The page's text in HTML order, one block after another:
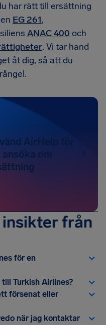
har rätt till ersättning
EG 261,
ANAC 400 och
. Vi tar hand
åt dig, så att du
AirHelp för
om
från
för en
Turkish Airlines?
försenat eller
när jag kontaktar